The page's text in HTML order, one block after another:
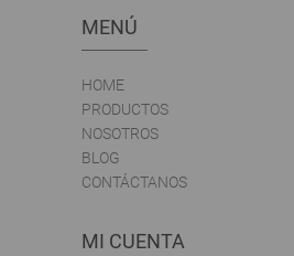
MENÚ
HOME
PRODUCTOS
NOSOTROS
BLOG
CONTÁCTANOS
MI CUENTA